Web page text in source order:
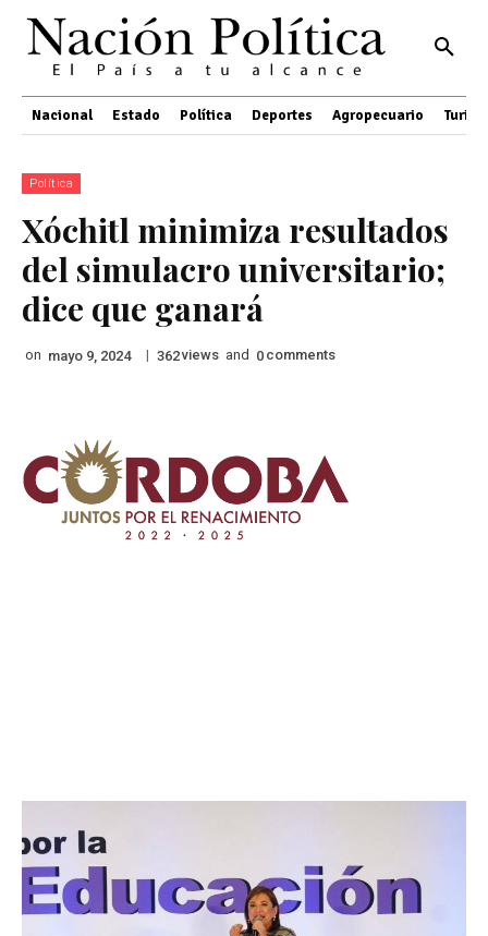
Nacional Estado Política Deportes Agropecuario
Política
Xóchitl minimiza resultados
del simulacro universitario;
dice que ganará
on mayo 9, 2024 | 362views and 0 comments